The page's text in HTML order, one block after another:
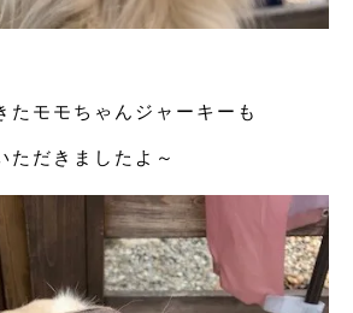
たモモちゃんジャーキーも
ただきましたよ～